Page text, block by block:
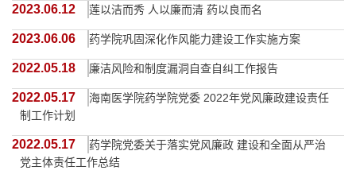
2023.06.12 莲以洁而秀 人以廉而清 药以良而名
2023.06.06 药学院巩固深化作风能力建设工作实施方案
2022.05.18 廉洁风险和制度漏洞自查自纠工作报告
2022.05.17
海南医学院药学院党委 2022年党风廉政建设责任
制工作计划
2022.05.17
药学院党委关于落实党风廉政 建设和全面从严治
党主体责任工作总结